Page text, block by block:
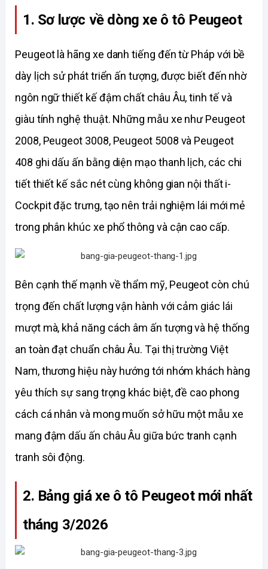
1. Sơ lược về dòng xe ô tô Peugeot
Peugeot là hãng xe danh tiếng đến từ Pháp với bề
dày lịch sử phát triển ấn tượng, được biết đến nhờ
ngôn ngữ thiết kế đậm chất châu Âu, tinh tế và
giàu tính nghệ thuật. Những mẫu xe như Peugeot
2008, Peugeot 3008, Peugeot 5008 và Peugeot
408 ghi dấu ấn bằng diện mạo thanh lịch, các chi
tiết thiết kế sắc nét cùng không gian nội thất i-
Cockpit đặc trưng, tạo nên trải nghiệm lái mới mẻ
trong phân khúc xe phổ thông và cận cao cấp.
Bên cạnh thế mạnh về thẩm mỹ, Peugeot còn chú
trọng đến chất lượng vận hành với cảm giác lái
mượt mà, khả năng cách âm ấn tượng và hệ thống
an toàn đạt chuẩn châu Âu. Tại thị trường Việt
Nam, thương hiệu này hướng tới nhóm khách hàng
yêu thích sự sang trọng khác biệt, đề cao phong
cách cá nhân và mong muốn sở hữu một mẫu xe
mang đậm dấu ấn châu Âu giữa bức tranh cạnh
tranh sôi động.
2. Bảng giá xe ô tô Peugeot mới nhất
tháng 3/2026